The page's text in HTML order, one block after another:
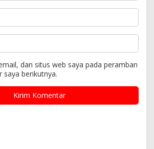
dan situs web saya pada peramban
saya berikutnya.